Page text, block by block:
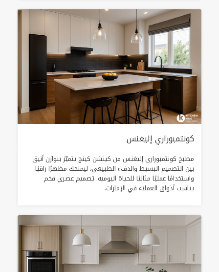
كونتمبوراري إليغنس
مطبخ كونتمبوراري إليغنس من كيتشن كينج يتميّز بتوازن أنيق
بين التصميم البسيط والدفء الطبيعي، ليمنحك مظهرًا راقيًا
واستخدامًا عمليًا مثاليًا للحياة اليومية. تصميم عصري فخم
يناسب أذواق العملاء في الإمارات.